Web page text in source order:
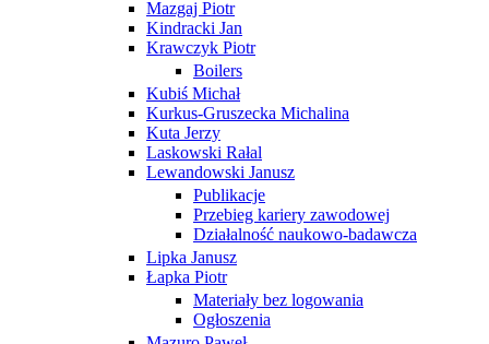
Mazgaj Piotr
Kindracki Jan
Krawczyk Piotr
Boilers
Kubiś Michał
Kurkus-Gruszecka Michalina
Kuta Jerzy
Laskowski Rałal
Lewandowski Janusz
Publikacje
Przebieg kariery zawodowej
Działalność naukowo-badawcza
Lipka Janusz
Łapka Piotr
Materiały bez logowania
Ogłoszenia